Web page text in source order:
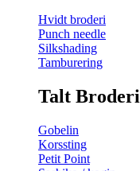
Hvidt broderi
Punch needle
Silkshading
Tamburering
Talt Broderi
Gobelin
Korssting
Petit Point